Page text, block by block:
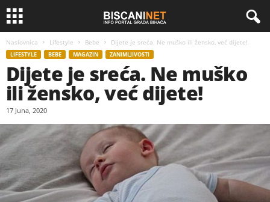
Naslovnica Lifestyle Bebe Dijete je sreća. Ne muško ili žensko, već dijete!
LIFESTYLE BEBE MAGAZIN ZANIMLJIVOSTI
Dijete je sreća. Ne muško
ili žensko, već dijete!
17 Juna, 2020